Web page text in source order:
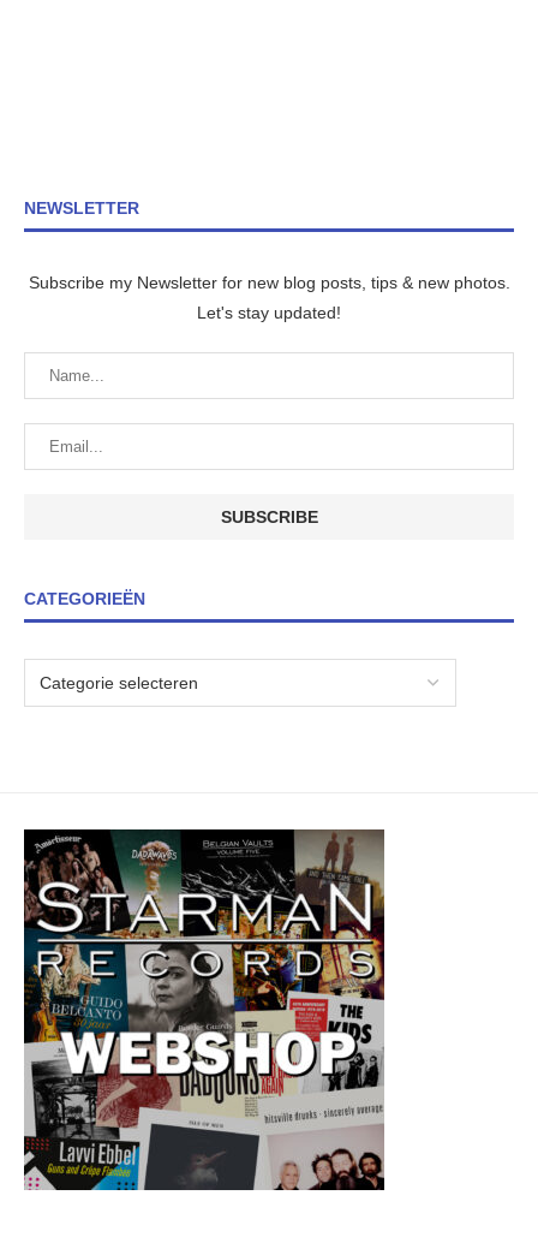
NEWSLETTER
Subscribe my Newsletter for new blog posts, tips & new photos.
Let's stay updated!
CATEGORIEËN